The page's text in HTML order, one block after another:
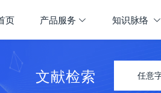
页 产品服务 知识脉络
文献检索 任意